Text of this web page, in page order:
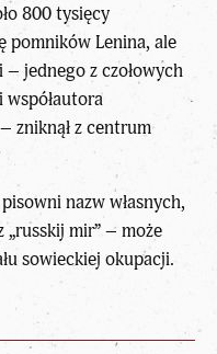
800 tysięcy
pomników Lenina, ale
jednego z czołowych
zniknął z centrum
nazw własnych,
„russkij mir” – może
sowieckiej okupacji.